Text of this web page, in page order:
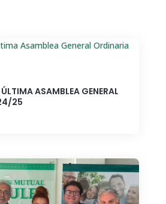
ÚLTIMA ASAMBLEA GENERAL
25